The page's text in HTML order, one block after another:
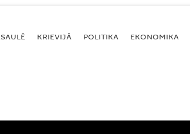
KRIEVIJĀ POLITIKA EKONOMIKA